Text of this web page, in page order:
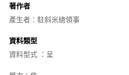
著作者
產生者：駐斜米總領事
資料類型
資料型式 ：呈